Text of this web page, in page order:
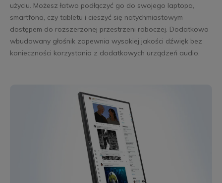
użyciu. Możesz łatwo podłączyć go do swojego laptopa,
smartfona, czy tabletu i cieszyć się natychmiastowym
dostępem do rozszerzonej przestrzeni roboczej. Dodatkowo
wbudowany głośnik zapewnia wysokiej jakości dźwięk bez
konieczności korzystania z dodatkowych urządzeń audio.